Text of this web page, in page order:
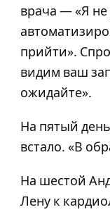
врача — «Я
прийти».
видим ваш
ожидайте».
На пятый
встало. «В
На шестой
Лену к